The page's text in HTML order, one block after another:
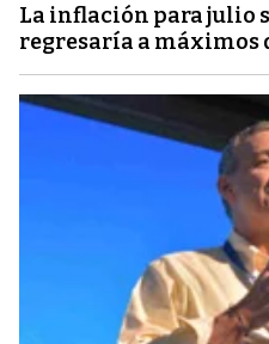
La inflación para julio
regresaría a máximos